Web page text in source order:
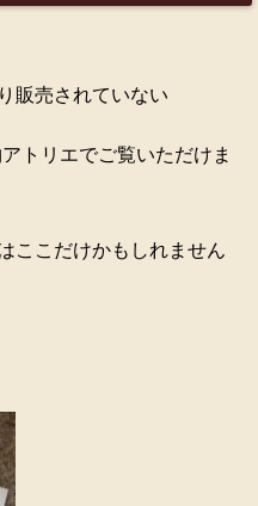
販売されていない
トリエでご覧いただけま
ここだけかもしれません